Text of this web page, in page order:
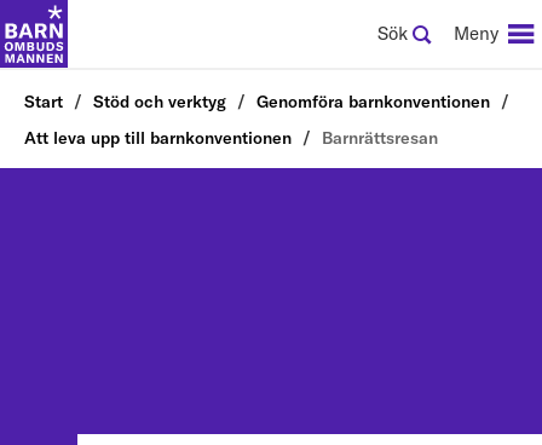
Sök Meny
Start Stöd och verktyg
Genomföra barnkonventionen
Att leva upp till barnkonventionen
Barnrättsresan